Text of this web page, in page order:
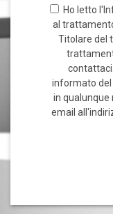
Ho letto
al
Titolare del
informato del
in qualunque
email